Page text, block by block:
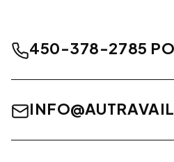
450-378-2785